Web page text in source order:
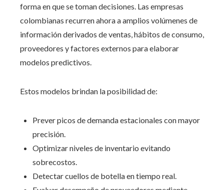
forma en que se toman decisiones. Las empresas
colombianas recurren ahora a amplios volúmenes de
información derivados de ventas, hábitos de consumo,
proveedores y factores externos para elaborar
modelos predictivos.
Estos modelos brindan la posibilidad de:
Prever picos de demanda estacionales con mayor
precisión.
Optimizar niveles de inventario evitando
sobrecostos.
Detectar cuellos de botella en tiempo real.